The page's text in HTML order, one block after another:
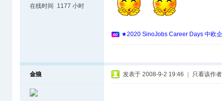
在线时间
1177 小时
★2020 SinoJobs Career Days 中欧
金狼 发表于 2008-9-2 19:46 只看该作者